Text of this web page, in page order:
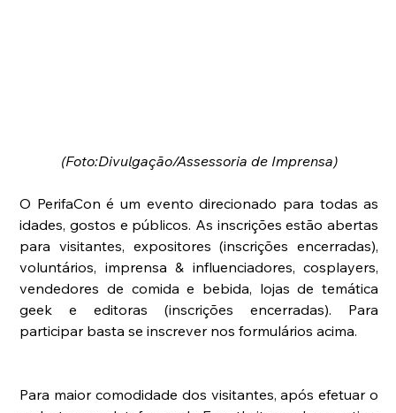
(Foto:Divulgação/Assessoria de Imprensa)
O PerifaCon é um evento direcionado para todas as
idades, gostos e públicos. As inscrições estão abertas
para visitantes, expositores (inscrições encerradas),
voluntários, imprensa & influenciadores, cosplayers,
vendedores de comida e bebida, lojas de temática
geek e editoras (inscrições encerradas). Para
participar basta se inscrever nos formulários acima.
Para maior comodidade dos visitantes, após efetuar o